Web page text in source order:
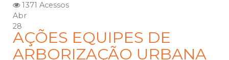
1371 Acessos
Abr
28
AÇÕES EQUIPES DE
ARBORIZAÇÃO URBANA